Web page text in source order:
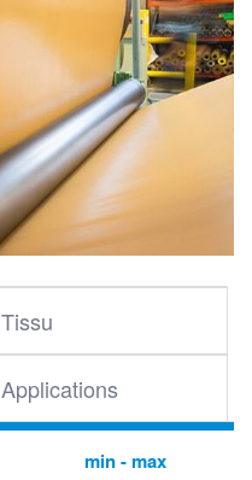
Tissu
Applications
min - max